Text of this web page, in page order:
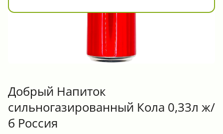
Добрый Напиток
сильногазированный Кола 0,33л ж/
б Россия